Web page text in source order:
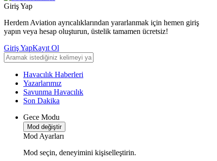
Giriş Yap
Herdem Aviation ayrıcalıklarından yararlanmak için hemen giriş
yapın veya hesap oluşturun, üstelik tamamen ücretsiz!
Giriş YapKayıt Ol
Havacılık Haberleri
Yazarlarımız
Savunma Havacılık
Son Dakika
Gece Modu
Mod değiştir
Mod Ayarları
Mod seçin, deneyimini kişiselleştirin.